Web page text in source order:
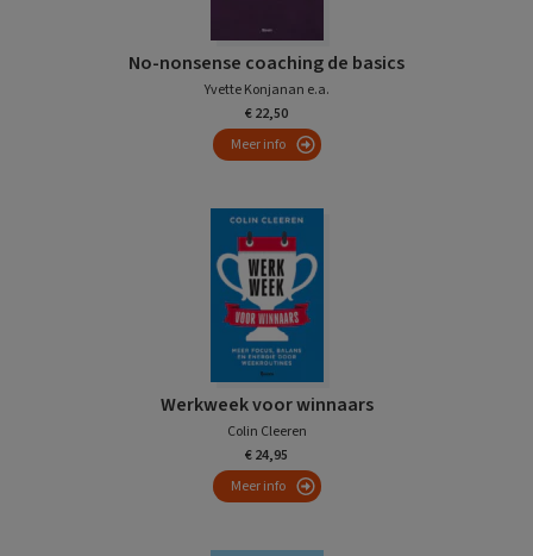
No-nonsense coaching de basics
Yvette Konjanan e.a.
€ 22,50
Meer info
Werkweek voor winnaars
Colin Cleeren
€ 24,95
Meer info